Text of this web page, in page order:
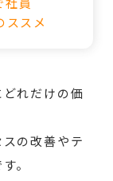
社員
ススメ
れだけの価
の改善やテ
。